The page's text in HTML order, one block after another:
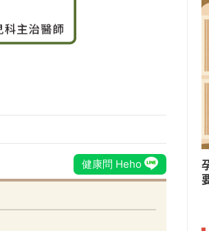
孕期重在安胎非大補！常見NG食
要留意